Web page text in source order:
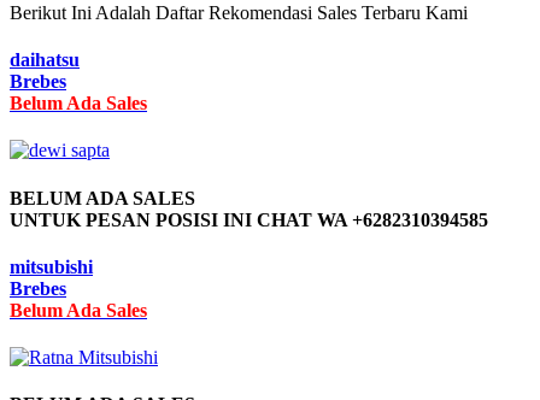
Berikut Ini Adalah Daftar Rekomendasi Sales Terbaru Kami
daihatsu
Brebes
Belum Ada Sales
BELUM ADA SALES
UNTUK PESAN POSISI INI CHAT WA +6282310394585
mitsubishi
Brebes
Belum Ada Sales